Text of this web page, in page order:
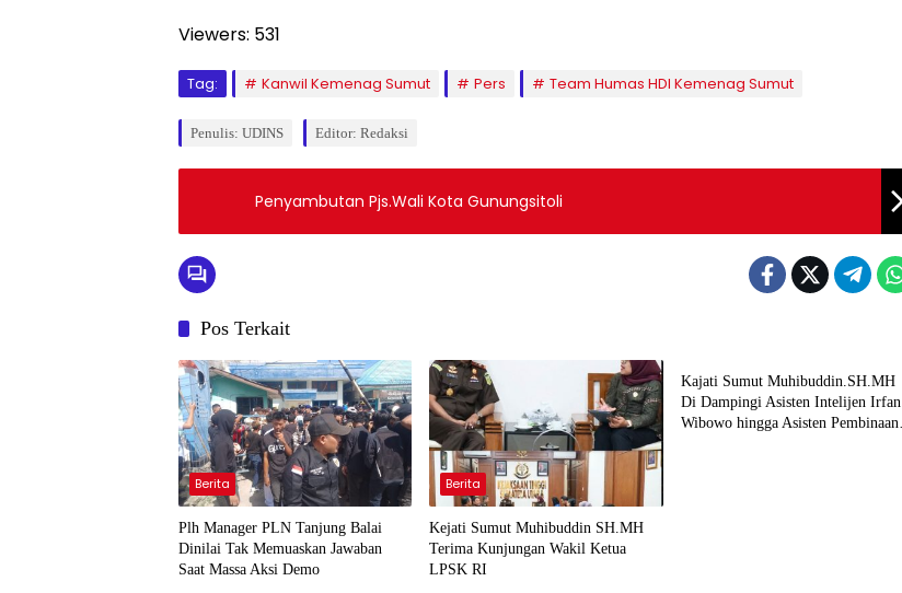
Viewers: 531
Tag: Kanwil Kemenag Sumut Pers Team Humas HDI Kemenag Sumut
Penulis: UDINS Editor: Redaksi
Penyambutan Pjs.Wali Kota Gunungsitoli
Pos Terkait
Berita
Plh Manager PLN Tanjung Balai
Dinilai Tak Memuaskan Jawaban
Saat Massa Aksi Demo
Berita
Kejati Sumut Muhibuddin SH.MH
Terima Kunjungan Wakil Ketua
LPSK RI
Kajati Sumut Muhibuddin.SH.MH
Di Dampingi Asisten Intelijen Irfan
Wibowo hingga Asisten Pembinaan
Berita